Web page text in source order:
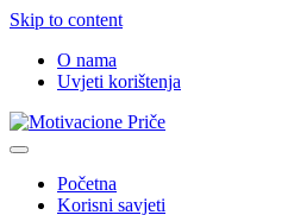
Skip to content
O nama
Uvjeti korištenja
Početna
Korisni savjeti